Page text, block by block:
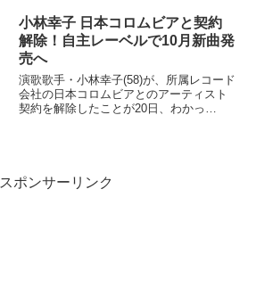
場。大切なシーンで緊張のあまり...?!相
方・阪本もドラマ後半に…。
小林幸子 日本コロムビアと契約
解除！自主レーベルで10月新曲発
売へ
演歌歌手・小林幸子(58)が、所属レコード
会社の日本コロムビアとのアーティスト
契約を解除したことが20日、わかっ
スポンサーリンク